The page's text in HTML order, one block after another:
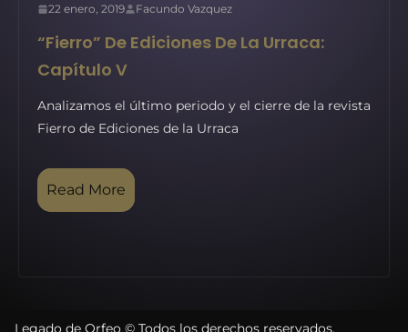
22 enero, 2019 Facundo Vazquez
“Fierro” De Ediciones De La Urraca:
Capítulo V
Analizamos el último periodo y el cierre de la revista
Fierro de Ediciones de la Urraca
Read More
Legado de Orfeo © Todos los derechos reservados.